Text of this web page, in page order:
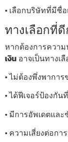
• เลือกบริษัทที่มีชื่
ทางเลือกที่
หากต้องการควา
เงิน อาจเป็นทางเ
• ไม่ต้องพึ่งพากา
• ได้ฟีเจอร์ป้องกั
• มีการอัพเดตแล
• ความเสี่ยงต่อก